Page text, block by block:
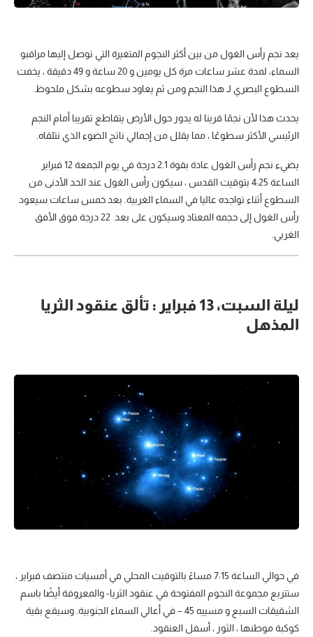
يعد نجم رأس الغول من بين أكثر النجوم المتغيرة التي توصل إليها مراقبو
السماء، لمدة عشر ساعات مرة كل يومين و 20 ساعة و 49 دقيقة ، يخفت
السطوع البصري لـ هذا النجم ومن ثم يعاود سطوعه بشكل ملحوظ.
يحدث هذا لأن نجمًا قرينا له يدور حول الأرض يتقاطع تقريبا أمام النجم
الرئيسي الأكثر سطوعًا ، مما يقلل من إجمالي ناتج الضوء الذي نتلقاه.
يضيء نجم رأس الغول عادة بقوة 2.1 درجة في يوم الجمعة 12 فبراير
الساعة 4:25 بتوقيت القدس ، سيكون رأس الغول عند الحد الأدنى من
السطوع أثناء تواجده عاليا في السماء الغربية. بعد خمس ساعات سيعود
رأس الغول إلى حجمه المعتاد وسيكون على بعد 22 درجة فوق الأفق
الغربي.
ليلة السبت، 13 فبراير : تألق عنقود الثريا
المذهل
في حوالي الساعة 7:15 مساءً بالتوقيت المحلي في أمسيات منتصف فبراير ،
ستتربع مجموعة النجوم المفتوحة في عنقود الثريا- والمعروفة أيضًا باسم
الشقيقات السبع و مسييه 45 – في أعالي السماء الجنوبية. وسيقع بقية
كوكبة موطنها ، الثور ، أسفل العنقود.